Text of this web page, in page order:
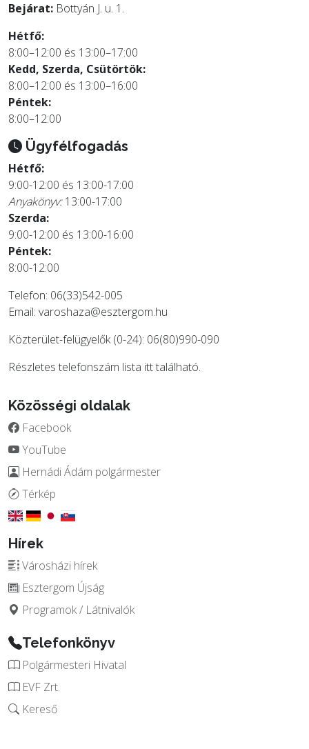
Bejárat: Bottyán J. u. 1.
Hétfő:
8:00–12:00 és 13:00–17:00
Kedd, Szerda, Csütörtök:
8:00–12:00 és 13:00–16:00
Péntek:
8:00–12:00
Ügyfélfogadás
Hétfő:
9:00-12:00 és 13:00-17:00
Anyakönyv:13:00-17:00
Szerda:
9:00-12:00 és 13:00-16:00
Péntek:
8:00-12:00
Telefon: 06(33)542-005
Email: varoshaza@esztergom.hu
Közterület-felügyelők (0-24): 06(80)990-090
Részletes telefonszám lista itttalálható.
Közösségi oldalak
Facebook
YouTube
Hernádi Ádám polgármester
Térkép
Hírek
Városházi hírek
Esztergom Újság
Programok / Látnivalók
Telefonkönyv
Polgármesteri Hivatal
EVF Zrt.
Kereső